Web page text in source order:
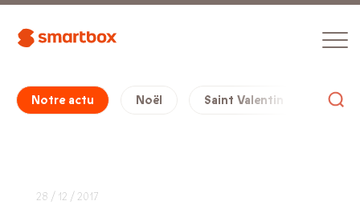
Notre actu Noël Saint Valentin
28 / 12 / 2017